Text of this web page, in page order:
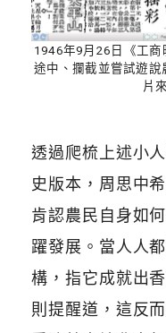
1946年9月26日《工
途中、攔截並嘗試遊
片
透過爬梳上述小
史版本，周思中
肯認農民自身如
躍發展。當人人
構，指它成就出
則提醒道，這反